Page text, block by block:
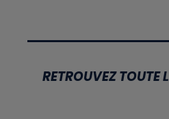
RETROUVEZ TOUTE